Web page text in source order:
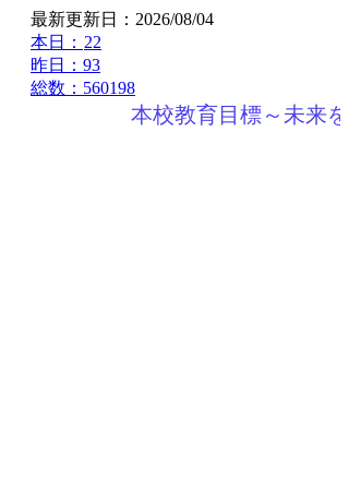
最新更新日：2026/08/04
本日： 22
昨日：93
総数：560198
本校教育目標～未来